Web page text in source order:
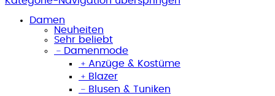
Damen
Neuheiten
Sehr beliebt
﹣ Damenmode
﹢ Anzüge & Kostüme
﹢ Blazer
﹣ Blusen & Tuniken